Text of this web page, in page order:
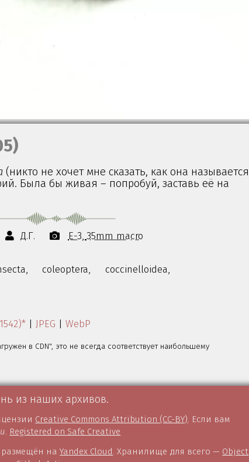
(никто не хочет мне сказать, как она называется
Была бы живая – попробуй, заставь её на
Д.Г. E-3 35mm macro
coleoptera,
coccinelloidea,
JPEG WebP
в CDN", это не всегда соответствует наибольшему
из наших архивов.
Creative Commons Attribution (CC-BY). Если вам
. Registered on Safe Creative
размещён наYandex Cloud. Хранилище для всего — Object